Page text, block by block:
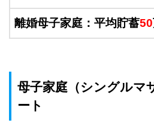
離婚母子家庭：平均貯蓄50
母子家庭（シングルマ
ート